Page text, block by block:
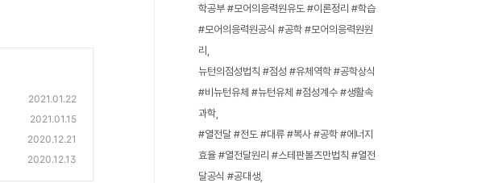
2021.01.22
2021.01.15
2020.12.21
2020.12.13
학공부 #모어의응력원유도 #이론정리 #학습
#모어의응력원공식 #공학 #모어의응력원원
리
뉴턴의점성법칙 #점성 #유체역학 #공학상식
#비뉴턴유체 #뉴턴유체 #점성계수 #생활속
과학
#열전달 #전도 #대류 #복사 #공학 #에너지
효율 #열전달원리 #스테판볼츠만법칙 #열전
달공식 #공대생